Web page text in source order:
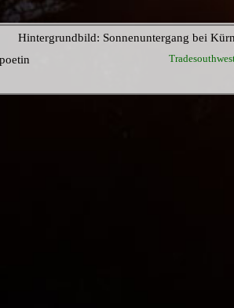
Hintergrundbild: Sonnenuntergang bei